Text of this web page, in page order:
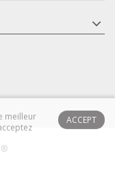
ACCEPT
meilleur